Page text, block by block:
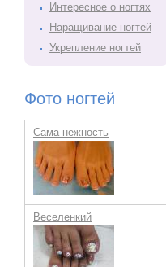
Интересное о ногтях
Наращивание ногтей
Укрепление ногтей
Фото ногтей
Сама нежность
Веселенкий